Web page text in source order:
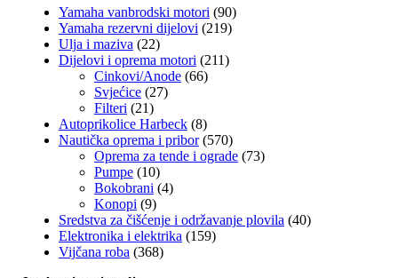
Yamaha vanbrodski motori (90)
Yamaha rezervni dijelovi (219)
Ulja i maziva (22)
Dijelovi i oprema motori (211)
Cinkovi/Anode (66)
Svjećice (27)
Filteri (21)
Autoprikolice Harbeck (8)
Nautička oprema i pribor (570)
Oprema za tende i ograde (73)
Pumpe (10)
Bokobrani (4)
Konopi (9)
Sredstva za čišćenje i održavanje plovila (40)
Elektronika i elektrika (159)
Vijčana roba (368)